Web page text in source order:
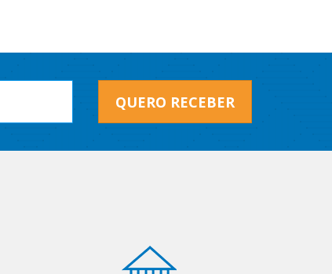
QUERO RECEBER